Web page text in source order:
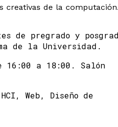
creativas de la
de pregrado y
de la Universidad.
16:00 a 18:00. Salón
Web, Diseño de